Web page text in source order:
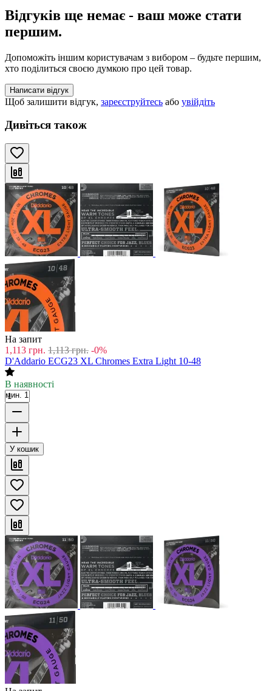
Відгуків ще немає - ваш може стати
першим.
Допоможіть іншим користувачам з вибором – будьте першим,
хто поділиться своєю думкою про цей товар.
Написати відгук
Щоб залишити відгук, зареєструйтесь або увійдіть
Дивіться також
На запит
1,113 грн. 1,113 грн. -0%
D'Addario ECG23 XL Chromes Extra Light 10-48
В наявності
мин. 1
У кошик